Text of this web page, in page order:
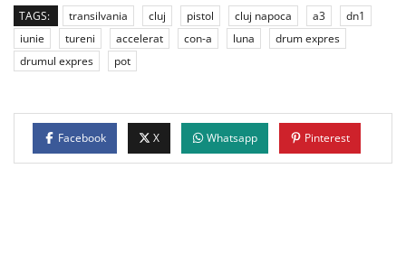
TAGS: transilvania cluj pistol cluj napoca a3
dn1
iunie
tureni accelerat con-a luna
drum expres
drumul expres
pot
Facebook X Whatsapp Pinterest